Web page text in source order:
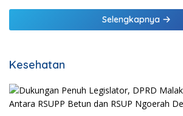
Selengkapnya
Kesehatan